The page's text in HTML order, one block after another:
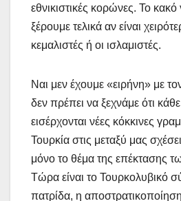
εθνικιστικές κορώνες. Το κακό
ξέρουμε τελικά αν είναι
κεμαλιστές ή οι ισλαμιστές.
Ναι μεν έχουμε «ειρήνη» με
δεν πρέπει να ξεχνάμε ότι κάθε
εισέρχονται νέες κόκκινες
Τουρκία στις μεταξύ μας
μόνο το θέμα της επέκτασης
Τώρα είναι το Τουρκολυβικό
πατρίδα, η